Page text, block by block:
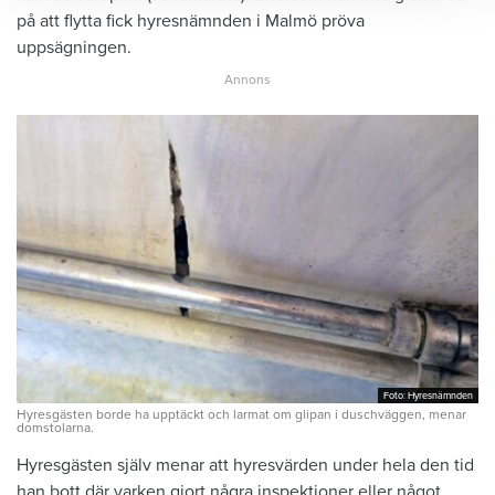
på att flytta fick hyresnämnden i Malmö pröva
uppsägningen.
Foto: Hyresnämnden
Foto: Hyresnämnden
Hyresgästen borde ha upptäckt och larmat om glipan i duschväggen, menar
domstolarna.
Hyresgästen själv menar att hyresvärden under hela den tid